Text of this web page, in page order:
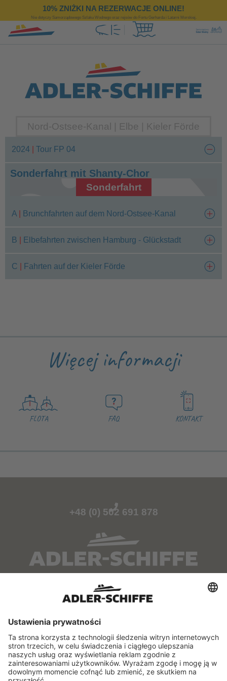
https://www.adler-schiffe.pl/
10% ZNIŻKI NA REZERWACJE ONLINE!
Nie dotyczy Samorządowego Szlaku Wodnego oraz rejsów do Fortu Gerharda i Latarni Morskiej.
Nord-Ostsee-Kanal | Elbe | Kieler Förde
2024 Tour FP 04
Sonderfahrt mit Shanty-Chor
Sonderfahrt
A Brunchfahrten auf dem Nord-Ostsee-Kanal
B Elbefahrten zwischen Hamburg - Glückstadt
C Fahrten auf der Kieler Förde
Więcej informacji
FLOTA FAQ KONTAKT
+48 (0) 502 691 878
Kontakt
Punkty przedsprzedaży
Flota
Wodny
Rozkład jazdy
FAQ